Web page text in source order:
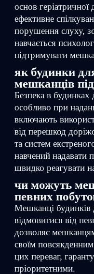
основ геріатричної
ефективне
порушення слуху,
навчається
підтримувати
як будинки
мешканців
Безпека в
особливо при
включають
від перешкод
та систем
навчений надавати
швидко реагувати
чи можуть
певних
Мешканці будинків
відмовитися від
дозволяє
своїм
цих переваг,
пріоритетними.